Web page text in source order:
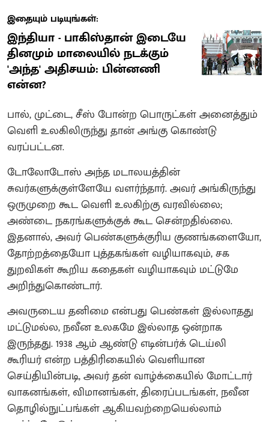
இதையும் படியுங்கள்:
இந்தியா - பாகிஸ்தான் இடையே
தினமும் மாலையில் நடக்கும்
'அந்த' அதிசயம்: பின்னணி
என்ன?
பால், முட்டை, சீஸ் போன்ற பொருட்கள் அனைத்தும்
வெளி உலகிலிருந்து தான் அங்கு கொண்டு
வரப்பட்டன.
டோலோடோஸ் அந்த மடாலயத்தின்
சுவர்களுக்குள்ளேயே வளர்ந்தார். அவர் அங்கிருந்து
ஒருமுறை கூட வெளி உலகிற்கு வரவில்லை;
அண்டை நகரங்களுக்குக் கூட சென்றதில்லை.
இதனால், அவர் பெண்களுக்குரிய குணங்களையோ,
தோற்றத்தையோ புத்தகங்கள் வழியாகவும், சக
துறவிகள் கூறிய கதைகள் வழியாகவும் மட்டுமே
அறிந்துகொண்டார்.
அவருடைய தனிமை என்பது பெண்கள் இல்லாதது
மட்டுமல்ல, நவீன உலகமே இல்லாத ஒன்றாக
இருந்தது. 1938 ஆம் ஆண்டு எடின்பர்க் டெய்லி
கூரியர் என்ற பத்திரிகையில் வெளியான
செய்தியின்படி, அவர் தன் வாழ்க்கையில் மோட்டார்
வாகனங்கள், விமானங்கள், திரைப்படங்கள், நவீன
தொழில்நுட்பங்கள் ஆகியவற்றையெல்லாம்